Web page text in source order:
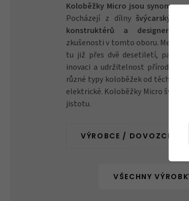
Koloběžky Micro jsou
Pocházejí z dílny švýcarských
konstruktérů a designerů,
zkušenosti v tomto oboru. Mezi
tu již přes dvě desetiletí, patří
inovaci a udržitelnost přírodních
různé typy koloběžek od těch
elektrické. Koloběžky Micro
jistotu.
VÝROBCE / DOVOZCE
VŠECHNY